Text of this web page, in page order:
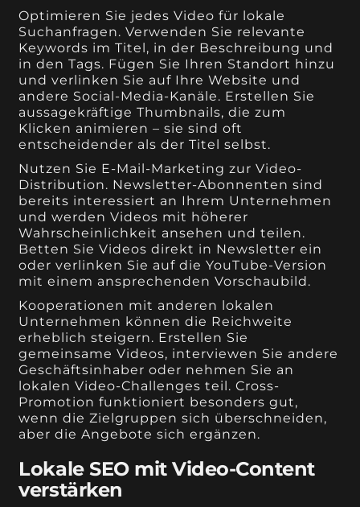
Optimieren Sie jedes Video für lokale
Suchanfragen. Verwenden Sie relevante
Keywords im Titel, in der Beschreibung und
in den Tags. Fügen Sie Ihren Standort hinzu
und verlinken Sie auf Ihre Website und
andere Social-Media-Kanäle. Erstellen Sie
aussagekräftige Thumbnails, die zum
Klicken animieren – sie sind oft
entscheidender als der Titel selbst.
Nutzen Sie E-Mail-Marketing zur Video-
Distribution. Newsletter-Abonnenten sind
bereits interessiert an Ihrem Unternehmen
und werden Videos mit höherer
Wahrscheinlichkeit ansehen und teilen.
Betten Sie Videos direkt in Newsletter ein
oder verlinken Sie auf die YouTube-Version
mit einem ansprechenden Vorschaubild.
Kooperationen mit anderen lokalen
Unternehmen können die Reichweite
erheblich steigern. Erstellen Sie
gemeinsame Videos, interviewen Sie andere
Geschäftsinhaber oder nehmen Sie an
lokalen Video-Challenges teil. Cross-
Promotion funktioniert besonders gut,
wenn die Zielgruppen sich überschneiden,
aber die Angebote sich ergänzen.
Lokale SEO mit Video-Content
verstärken